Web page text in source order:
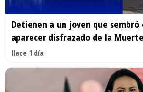
Detienen a un joven que sembró
aparecer disfrazado de la
Hace 1 día